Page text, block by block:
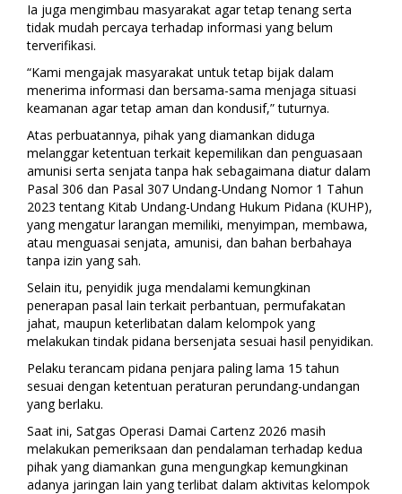
Ia juga mengimbau masyarakat agar tetap tenang serta
tidak mudah percaya terhadap informasi yang belum
terverifikasi.
“Kami mengajak masyarakat untuk tetap bijak dalam
menerima informasi dan bersama-sama menjaga situasi
keamanan agar tetap aman dan kondusif,” tuturnya.
Atas perbuatannya, pihak yang diamankan diduga
melanggar ketentuan terkait kepemilikan dan penguasaan
amunisi serta senjata tanpa hak sebagaimana diatur dalam
Pasal 306 dan Pasal 307 Undang-Undang Nomor 1 Tahun
2023 tentang Kitab Undang-Undang Hukum Pidana (KUHP),
yang mengatur larangan memiliki, menyimpan, membawa,
atau menguasai senjata, amunisi, dan bahan berbahaya
tanpa izin yang sah.
Selain itu, penyidik juga mendalami kemungkinan
penerapan pasal lain terkait perbantuan, permufakatan
jahat, maupun keterlibatan dalam kelompok yang
melakukan tindak pidana bersenjata sesuai hasil penyidikan.
Pelaku terancam pidana penjara paling lama 15 tahun
sesuai dengan ketentuan peraturan perundang-undangan
yang berlaku.
Saat ini, Satgas Operasi Damai Cartenz 2026 masih
melakukan pemeriksaan dan pendalaman terhadap kedua
pihak yang diamankan guna mengungkap kemungkinan
adanya jaringan lain yang terlibat dalam aktivitas kelompok